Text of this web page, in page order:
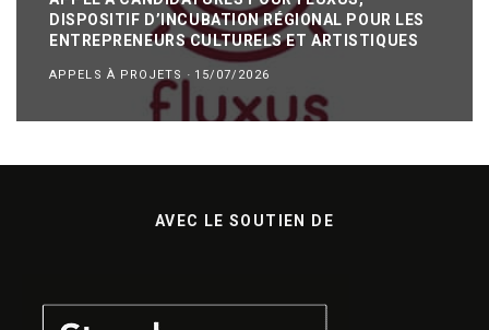
DISPOSITIF D’INCUBATION RÉGIONAL POUR LES
ENTREPRENEURS CULTURELS ET ARTISTIQUES
APPELS À PROJETS · 15/07/2026
AVEC LE SOUTIEN DE